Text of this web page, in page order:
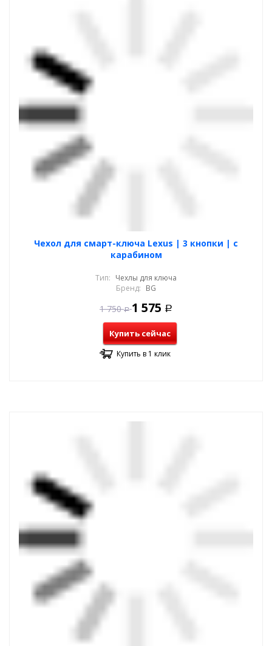
Чехол для смарт-ключа Lexus | 3 кнопки | с
карабином
Тип: Чехлы для ключа
Бренд: BG
1 750 Р 1 575 Р
Купить сейчас
Купить в 1 клик